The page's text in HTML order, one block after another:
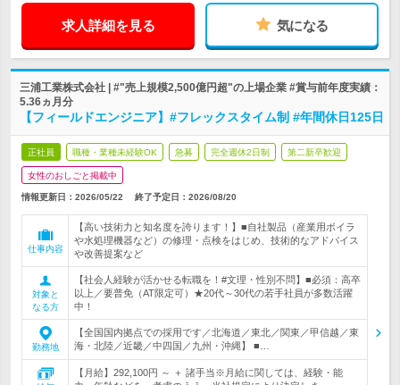
求人詳細を見る 気になる
三浦工業株式会社 | #"売上規模2,500億円超"の上場企業 #賞与前年度実績：
5.36ヵ月分
【フィールドエンジニア】#フレックスタイム制 #年間休日125日
正社員 職種・業種未経験OK 急募 完全週休2日制 第二新卒歓迎
女性のおしごと掲載中
情報更新日：2026/05/22 終了予定日： 2026/08/20
仕事内容
【高い技術力と知名度を誇ります！】■自社製品（産業用ボイラ
や水処理機器など）の修理・点検をはじめ、技術的なアドバイス
や改善提案など
対象と
なる方
【社会人経験が活かせる転職を！#文理・性別不問】■必須：高卒
以上／要普免（AT限定可）★20代～30代の若手社員が多数活躍
中！
勤務地
【全国国内拠点での採用です／北海道／東北／関東／甲信越／東
海・北陸／近畿／中四国／九州・沖縄】 ■…
【月給】292,100円 ～ ＋ 諸手当※月給に関しては、経験・能